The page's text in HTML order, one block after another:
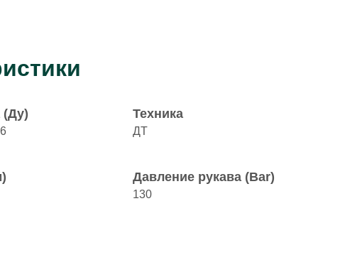
(Ду) Техника
ДТ
Давление рукава (Bar)
130